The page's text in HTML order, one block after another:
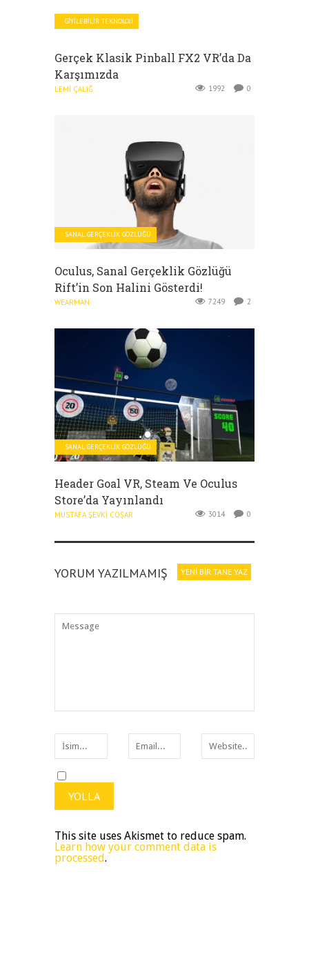
GIYILEBILIR TEKNOLOJI
Gerçek Klasik Pinball FX2 VR’da Da
Karşımızda
LEMI ÇALIĞ 1992 0
SANAL GERÇEKLIK GÖZLÜĞÜ
Oculus, Sanal Gerçeklik Gözlüğü
Rift’in Son Halini Gösterdi!
WEARMAN 7249 2
SANAL GERÇEKLIK GÖZLÜĞÜ
Header Goal VR, Steam Ve Oculus
Store’da Yayınlandı
MUSTAFA ŞEVKI COŞAR 3014 0
YORUM YAZILMAMIŞ YENI BIR TANE YAZ
This site uses Akismet to reduce spam.
Learn how your comment data is
processed.